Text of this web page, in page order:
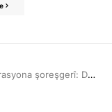
Dagirker ji girekî hatin paqijkirin